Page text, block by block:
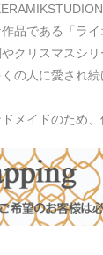
品である「ラ
クリスマスシ
の人に愛され続
メイドのため、